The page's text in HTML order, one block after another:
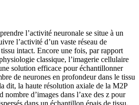
l’activité neuronale se situe à un
l’activité d’un vaste réseau de
intact. Encore une fois, par rapport
classique, l’imagerie cellulaire
solution efficace pour échantillonner
de neurones en profondeur dans le tissu
dit, la haute résolution axiale de la M2P
nombre d’images dans l’axe des z pour
dans un échantillon épais de tissu,